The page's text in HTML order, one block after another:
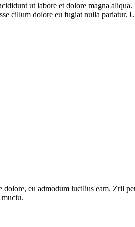
ut labore et dolore magna
cillum dolore eu fugiat nulla
eu admodum lucilius eam. Zril